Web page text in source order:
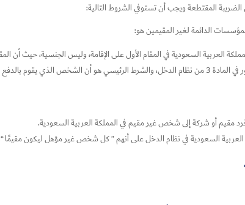
المقتطعة ويجب أن تستوفي الشروط التالية:
الدائمة لغير المقيمين هو:
العربية السعودية في المقام الأول على الإقامة، وليس الجنسية، حيث أن
بالدفع مقيم في المملكة.
مقيم أو شركة إلى شخص غير مقيم في المملكة العربية السعودية.
العربية السعودية في نظام الدخل على أنهم ” كل شخص غير مؤهل ليكون مقيمًا